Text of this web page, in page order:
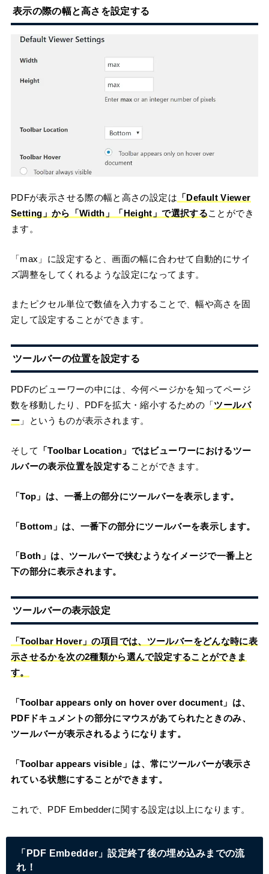
表示の際の幅と高さを設定する
PDFが表示させる際の幅と高さの設定は 「Default Viewer
Setting」から「Width」「Height」で選択することができ
ます。
「max」に設定すると、画面の幅に合わせて自動的にサイ
ズ調整をしてくれるような設定になってます。
またピクセル単位で数値を入力することで、幅や高さを固
定して設定することができます。
ツールバーの位置を設定する
PDFのビューワーの中には、今何ページかを知ってページ
数を移動したり、PDFを拡大・縮小するための「 ツールバ
ー 」というものが表示されます。
そして
「Toolbar Location」ではビューワーにおけるツー
ルバーの表示位置を設定する ことができます。
「Top」は、一番上の部分にツールバーを表示します。
「Bottom」は、一番下の部分にツールバーを表示します。
「Both」は、ツールバーで挟むようなイメージで一番上と
下の部分に表示されます。
ツールバーの表示設定
「Toolbar Hover」の項目では、ツールバーをどんな時に表
示させるかを次の2種類から選んで設定することができま
す。
「Toolbar appears only on hover over document」は、
PDFドキュメントの部分にマウスがあてられたときのみ、
ツールバーが表示されるようになります。
「Toolbar appears visible」は、常にツールバーが表示さ
れている状態にすることができます。
これで、PDF Embedderに関する設定は以上になります。
「PDF Embedder」設定終了後の埋め込みまでの流
れ！